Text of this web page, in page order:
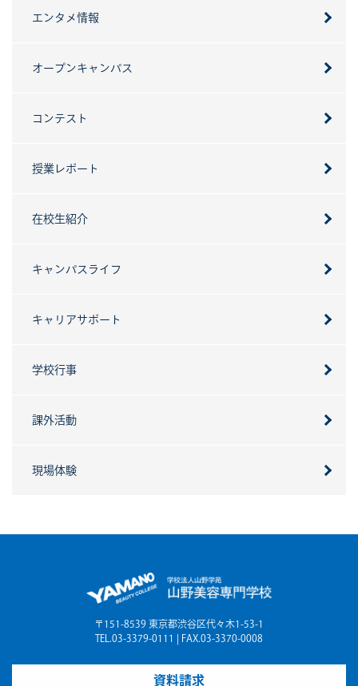
エンタメ情報
オープンキャンパス
コンテスト
授業レポート
在校生紹介
キャンパスライフ
キャリアサポート
学校行事
課外活動
現場体験
〒151-8539 東京都渋谷区代々木1-53-1
TEL.03-3379-0111 | FAX.03-3370-0008
資料請求